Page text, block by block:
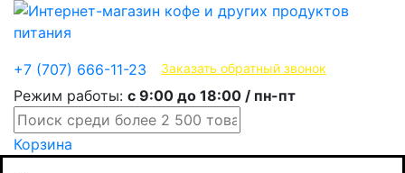
+7 (707) 666-11-23 Заказать обратный звонок
Режим работы: с 9:00 до 18:00 / пн-пт
Корзина